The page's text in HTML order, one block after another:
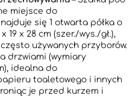
miejsce do
się 1 otwarta półka o
19 x 28 cm (szer./wys./gł.),
używanych przyborów.
drzwiami (wymiary
idealna do
toaletowego i innych
je przed kurzem i